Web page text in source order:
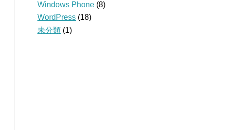
Windows Phone (8)
WordPress (18)
未分類 (1)